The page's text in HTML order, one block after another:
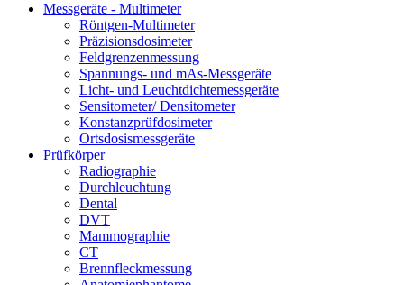
Messgeräte - Multimeter
Röntgen-Multimeter
Präzisionsdosimeter
Feldgrenzenmessung
Spannungs- und mAs-Messgeräte
Licht- und Leuchtdichtemessgeräte
Sensitometer/ Densitometer
Konstanzprüfdosimeter
Ortsdosismessgeräte
Prüfkörper
Radiographie
Durchleuchtung
Dental
DVT
Mammographie
CT
Brennfleckmessung